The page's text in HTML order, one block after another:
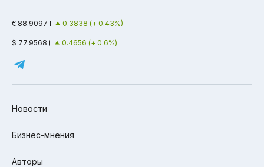
€ 88.9097 0.3838 (+ 0.43%)
$ 77.9568 0.4656 (+ 0.6%)
Новости
Бизнес-мнения
Авторы